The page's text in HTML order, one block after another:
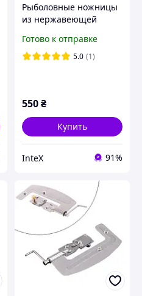
Рыболовные ножницы
из нержавеющей
многофункциональные
5 в 1
Готово к отправке
5.0 (1)
550₴
Купить
InteX 91%